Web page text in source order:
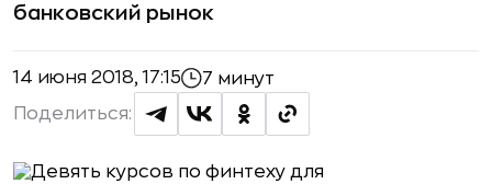
банковский рынок
14 июня 2018, 17:15 7 минут
Поделиться: